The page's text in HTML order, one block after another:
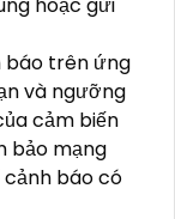
báo trên ứng
và ngưỡng
cảm biến
bảo mạng
báo có